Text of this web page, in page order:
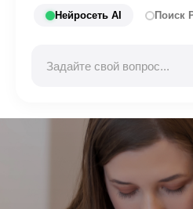
Нейросеть AI Поиск